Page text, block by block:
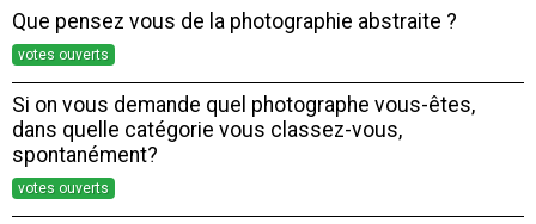
Que pensez vous de la photographie abstraite ?
votes ouverts
Si on vous demande quel photographe vous-êtes,
dans quelle catégorie vous classez-vous,
spontanément?
votes ouverts